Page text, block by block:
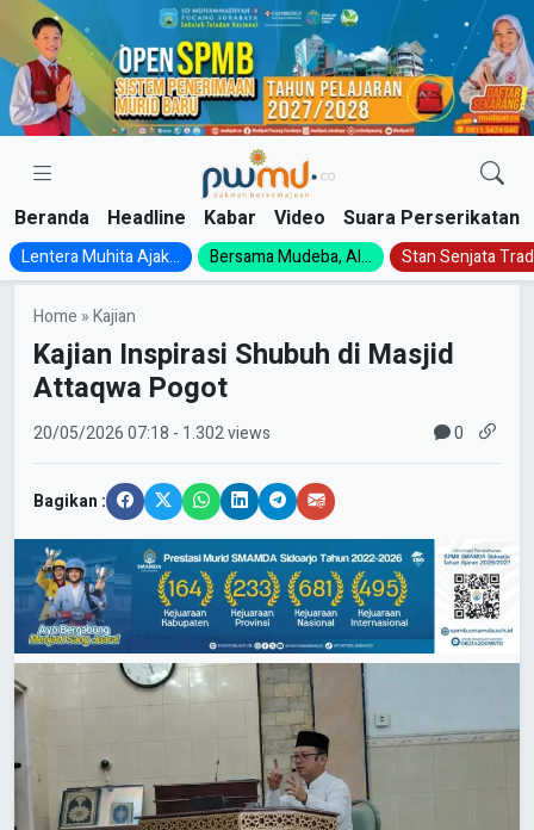
Skip
content
Beranda Headline Kabar Video Suara Perserikatan
Lentera Muhita Ajak... Bersama Mudeba, Al... Stan Senjata
Home »Kajian
Kajian Inspirasi Shubuh di Masjid
Attaqwa Pogot
20/05/202607:18 - 1.302 views 0
Bagikan :